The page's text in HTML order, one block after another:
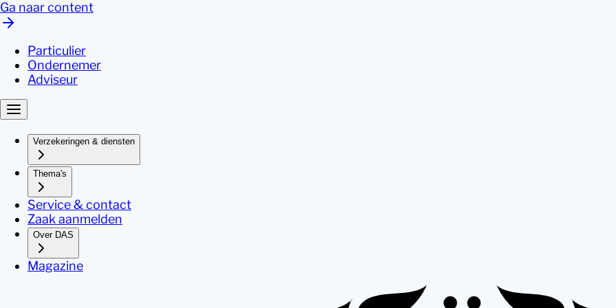
Ga naar content
Particulier
Ondernemer
Adviseur
Verzekeringen & diensten
Thema's
Service & contact
Zaak aanmelden
Over DAS
Magazine